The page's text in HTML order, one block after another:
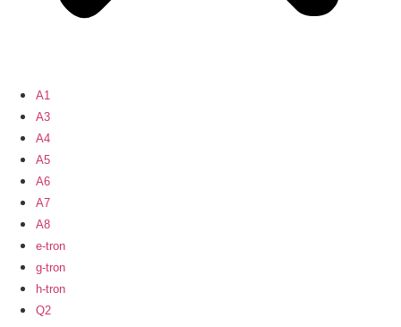
A1
A3
A4
A5
A6
A7
A8
e-tron
g-tron
h-tron
Q2